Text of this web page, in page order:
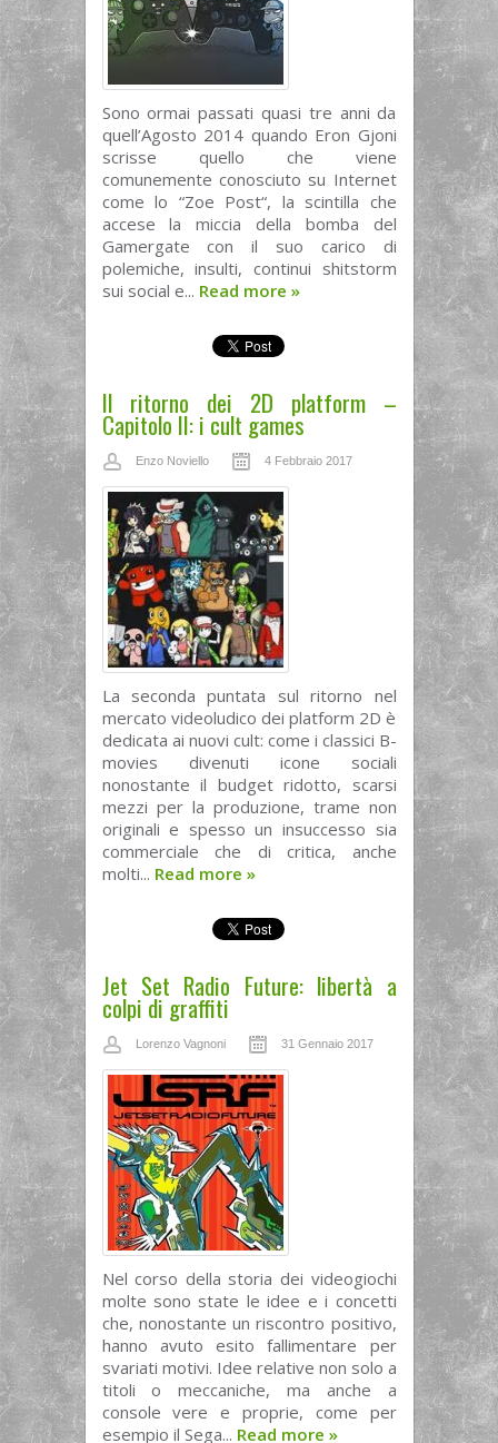
Sono ormai passati quasi tre anni da
quell’Agosto 2014 quando Eron Gjoni
scrisse quello che viene
comunemente conosciuto su Internet
come lo “Zoe Post“, la scintilla che
accese la miccia della bomba del
Gamergate con il suo carico di
polemiche, insulti, continui shitstorm
sui social e... Read more »
Il ritorno dei 2D platform –
Capitolo II: i cult games
Enzo Noviello 4 Febbraio 2017
La seconda puntata sul ritorno nel
mercato videoludico dei platform 2D è
dedicata ai nuovi cult: come i classici B-
movies divenuti icone sociali
nonostante il budget ridotto, scarsi
mezzi per la produzione, trame non
originali e spesso un insuccesso sia
commerciale che di critica, anche
molti... Read more »
Jet Set Radio Future: libertà a
colpi di graffiti
Lorenzo Vagnoni 31 Gennaio 2017
Nel corso della storia dei videogiochi
molte sono state le idee e i concetti
che, nonostante un riscontro positivo,
hanno avuto esito fallimentare per
svariati motivi. Idee relative non solo a
titoli o meccaniche, ma anche a
console vere e proprie, come per
esempio il Sega... Read more »